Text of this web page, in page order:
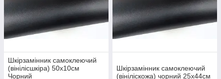
Шкірзамінник самоклеючий
(вінілісшкіра) 50х10см
Чорний
Шкірзамінник самоклеючий
(вініліскожа) чорний 25х44см